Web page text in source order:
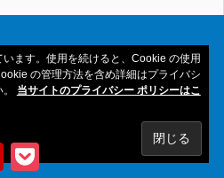
All Rights
Flipboard
ます。使用を続けると、Cookie の使用
の管理方法を含め詳細はプライバシ
当サイトのプライバシー ポリシーはこ